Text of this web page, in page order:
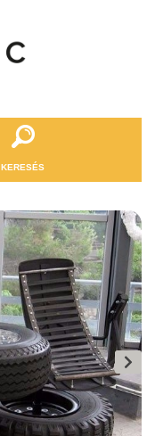
KERESÉS